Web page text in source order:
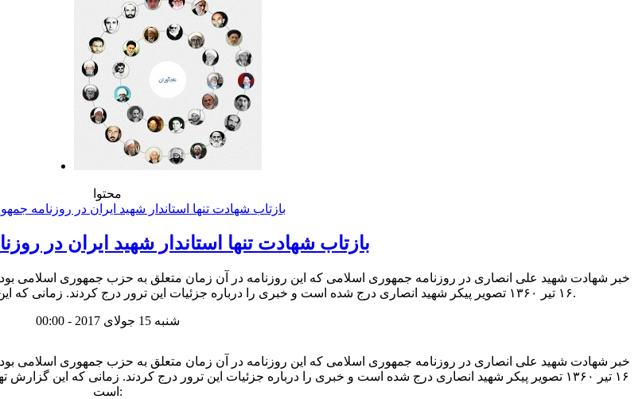
محتوا
بازتاب شهادت تنها استاندار شهید ایران در
خبر شهادت شهید علی انصاری در روزنامه جمهوری اسلامی که این روزنامه در آن زمان متعلق به حزب جمهوری اسلامی بود
۱۶ تیر ۱۳۶۰ تصویر پیکر شهید انصاری درج شده است و خبری را درباره جزئیات این ترور درج کردند. زمانی که این گزارش تهیه می شد، شهید نورانی هنوز در بیمارستان در قید حیات بود.
شنبه 15 جولای 2017 - 00:00
خبر شهادت شهید علی انصاری در روزنامه جمهوری اسلامی که این روزنامه در آن زمان متعلق به حزب جمهوری اسلامی بود
۱۶ تیر ۱۳۶۰ تصویر پیکر شهید انصاری درج شده است و خبری را درباره جزئیات این ترور درج کردند. زمانی که این
است: